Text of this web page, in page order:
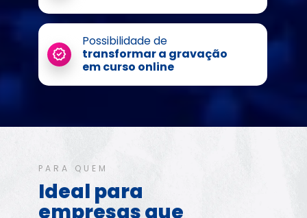
Possibilidade de
transformar a gravação
em curso online
PARA QUEM
Ideal para